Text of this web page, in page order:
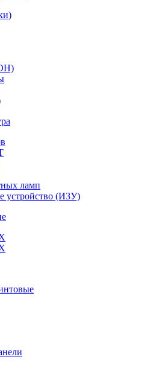
ламп
устройство (ИЗУ)